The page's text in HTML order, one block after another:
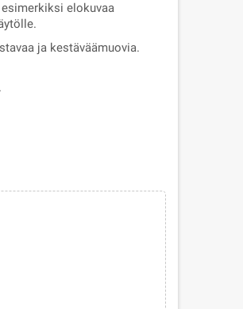
elokuvaa
ja kestäväämuovia.